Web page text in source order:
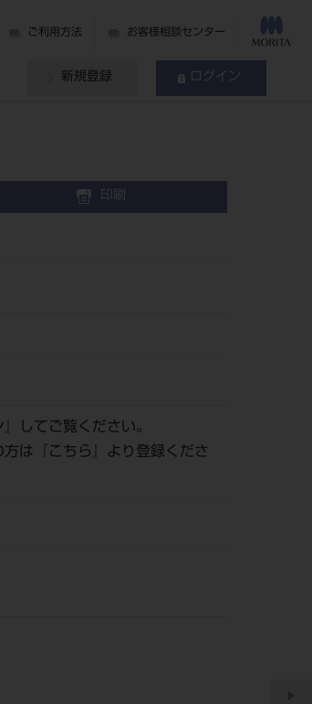
ご利用方法 お客様相談センター
新規登録 ログイン
印刷
』してご覧ください。
は『
こちら
』より登録くださ